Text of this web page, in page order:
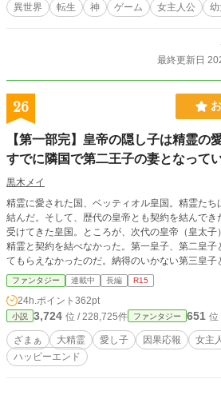
異世界 転生 神 ゲーム 女主人公
最終更新日
26
【第一部完】皇帝の隠し子は精霊の
すでに隣国で第二王子の妻となって
黒木メイ
精霊に愛された国、ベッティオル皇国。精霊た
結んだ。そして、歴代の皇帝とも契約を結んで
受けてきた皇国。ところが、次代の皇帝（皇太
精霊と契約を結べなかった。第一皇子、第二皇子
てもらえなかったのだ。納得のいかない第三皇
いる未成年の第一皇女は生きた心地がしない。波
ベッティオル皇国の北に隣接するボナパルト王国
（と動物たち）でのんびり暮らしていた。まさか
もせずに。平和な毎日に突然変化が訪れる。儚げ
により……。 この物語のキーワード 天真爛漫弱肉強食美少女（皇帝の隠し子）
儚げ毒舌頭脳派美青年（第二王子） 個性豊かな精
王族、継承者争い 基本ほのぼの、時々シリアス
にて 2026年1月25日、26日注目ランキング1位
ファンタジー 連載中 長編 R15
24h.ポイント 362pt
小説 3,724 位 / 228,725件 ファンタジー 651 位
ざまぁ 大精霊 愛し子 因果応報 女主
ハッピーエンド